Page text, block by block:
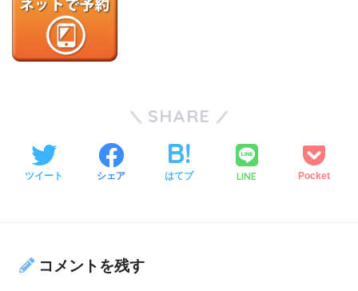
SHARE
ツイート シェア はてブ LINE Pocket
コメントを残す